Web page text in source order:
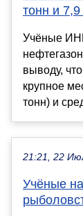
тонн и
Учёные
выводу,
крупное
тонн) и
21:21, 22
Учёные